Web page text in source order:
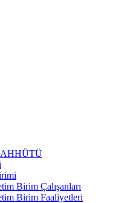
Birim Çalışanları
Birim Faaliyetleri